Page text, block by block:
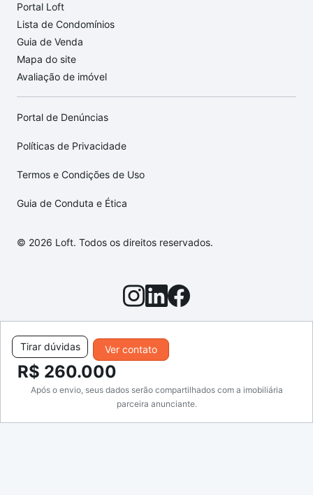
Ver contato
Tirar dúvidas
R$ 260.000
Após o envio, seus dados serão compartilhados com a imobiliária
parceira anunciante.
Portal Loft
Lista de Condomínios
Guia de Venda
Mapa do site
Avaliação de imóvel
Portal de Denúncias
Políticas de Privacidade
Termos e Condições de Uso
Guia de Conduta e Ética
© 2026 Loft. Todos os direitos reservados.